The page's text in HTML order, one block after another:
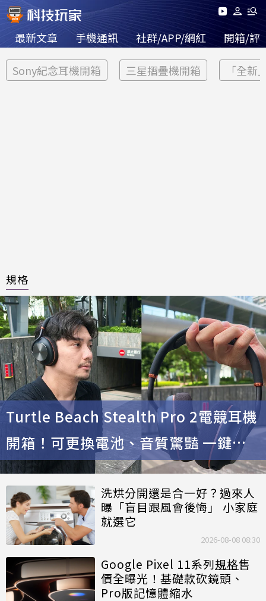
最新文章 手機通訊 社群/APP/網紅 開箱/評
Sony紀念耳機開箱 三星摺疊機開箱 「全新
規格
Turtle Beach Stealth Pro 2電競耳機
開箱！可更換電池、音質驚豔 一鍵輕
鬆跨平台
洗烘分開還是合一好？過來人
曝「盲目跟風會後悔」 小家庭
就選它
2026-08-08 08:30
Google Pixel 11系列規格售
價全曝光！基礎款砍鏡頭、
Pro版記憶體縮水